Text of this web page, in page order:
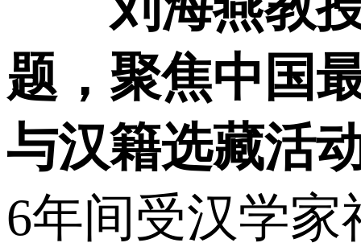
题，聚焦中国
与汉籍选藏活
6年间受汉学家